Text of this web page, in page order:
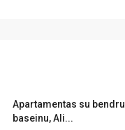
Apartamentas su bendru
baseinu, Ali...